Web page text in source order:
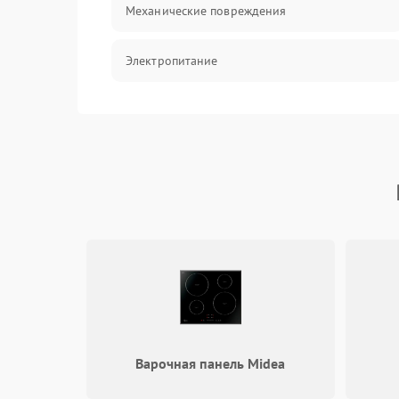
Механические повреждения
Электропитание
Варочная панель Midea